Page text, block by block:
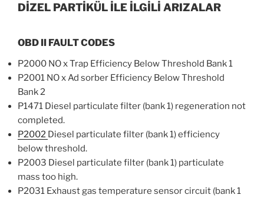
DİZEL PARTİKÜL İLE İLGİLİ ARIZALAR
OBD II FAULT CODES
P2000 NO x Trap Efficiency Below Threshold Bank 1
P2001 NO x Ad sorber Efficiency Below Threshold
Bank 2
P1471 Diesel particulate filter (bank 1) regeneration not
completed.
P2002 Diesel particulate filter (bank 1) efficiency
below threshold.
P2003 Diesel particulate filter (bank 1) particulate
mass too high.
P2031 Exhaust gas temperature sensor circuit (bank 1